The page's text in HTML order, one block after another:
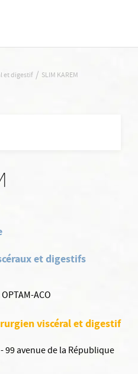
et digestif / SLIM KAREM
et digestifs
ACO
viscéral et digestif
99 avenue de la République